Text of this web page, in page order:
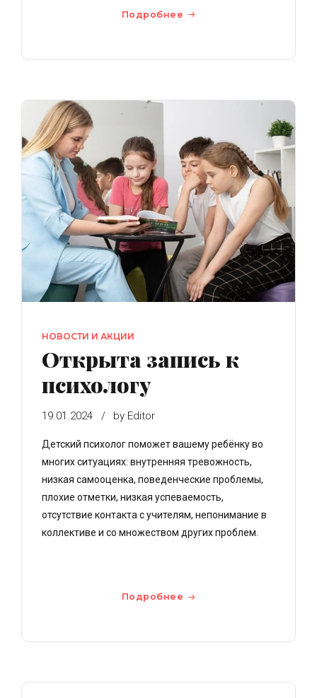
Подробнее
НОВОСТИ И АКЦИИ
Открыта запись к
психологу
19.01.2024 by Editor
Детский психолог поможет вашему ребёнку во
многих ситуациях: внутренняя тревожность,
низкая самооценка, поведенческие проблемы,
плохие отметки, низкая успеваемость,
отсутствие контакта с учителям, непонимание в
коллективе и со множеством других проблем.
Подробнее